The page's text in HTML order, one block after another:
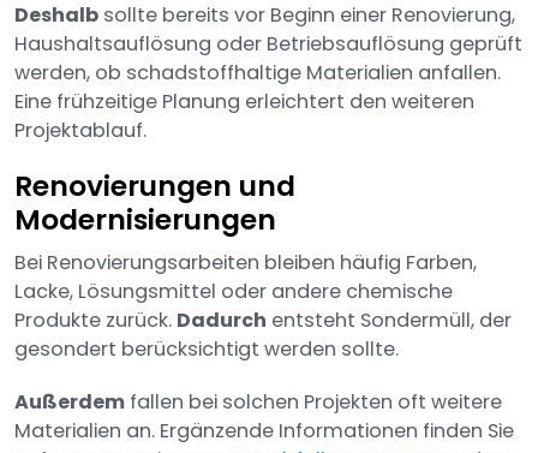
Deshalb sollte bereits vor Beginn einer Renovierung,
Haushaltsauflösung oder Betriebsauflösung geprüft
werden, ob schadstoffhaltige Materialien anfallen.
Eine frühzeitige Planung erleichtert den weiteren
Projektablauf.
Renovierungen und
Modernisierungen
Bei Renovierungsarbeiten bleiben häufig Farben,
Lacke, Lösungsmittel oder andere chemische
Produkte zurück. Dadurch entsteht Sondermüll, der
gesondert berücksichtigt werden sollte.
Außerdem fallen bei solchen Projekten oft weitere
Materialien an. Ergänzende Informationen finden Sie